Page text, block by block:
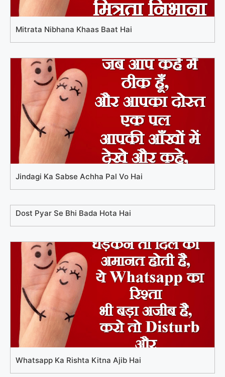
Mitrata Nibhana Khaas Baat Hai
Jindagi Ka Sabse Achha Pal Vo Hai
Dost Pyar Se Bhi Bada Hota Hai
Whatsapp Ka Rishta Kitna Ajib Hai